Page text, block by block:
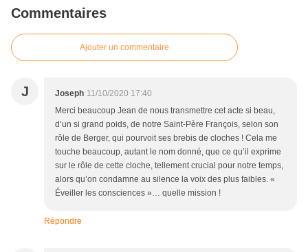
Commentaires
Ajouter un commentaire
J Joseph 11/10/2020 17:40
Merci beaucoup Jean de nous transmettre cet acte si beau,
d’un si grand poids, de notre Saint-Père François, selon son
rôle de Berger, qui pourvoit ses brebis de cloches ! Cela me
touche beaucoup, autant le nom donné, que ce qu’il exprime
sur le rôle de cette cloche, tellement crucial pour notre temps,
alors qu’on condamne au silence la voix des plus faibles. «
Éveiller les consciences »… quelle mission !
Répondre